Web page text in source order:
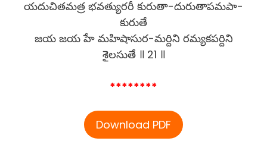
యదుచితమత్ర భవత్యురరీ కురుతా-దురుతాపమపా-
కురుతే
జయ జయ హే మహిషాసుర-మర్దిని రమ్యకపర్దిని
శైలసుతే ॥ 21 ॥
********
Download PDF